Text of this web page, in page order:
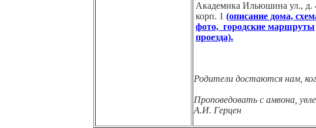
Академика Ильюшина ул., д.
корп. 1 (описание дома,
фото, городские маршруты
проезда).
Родители достаются нам,
Проповедовать с амвона,
А.И. Герцен